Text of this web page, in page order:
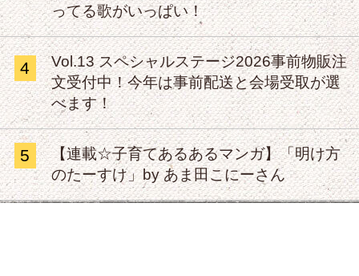
ってる歌がいっぱい！
4
Vol.13 スペシャルステージ2026事前物販注
文受付中！今年は事前配送と会場受取が選
べます！
5
【連載☆子育てあるあるマンガ】「明け方
のたーすけ」by あま田こにーさん